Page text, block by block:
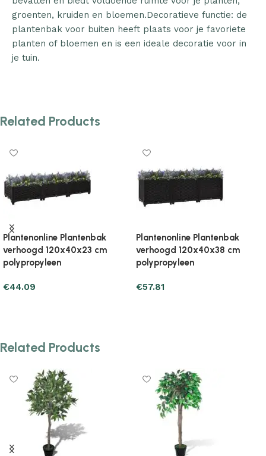
groenten, kruiden en bloemen.Decoratieve functie: de
plantenbak voor buiten heeft plaats voor je favoriete
planten of bloemen en is een ideale decoratie voor in
je tuin.
Related Products
Plantenonline Plantenbak
verhoogd 120x40x71 cm
polypropyleen
€76.43
Plantenonline Plantenbak
verhoogd 160x40x23 cm
polypropyleen
€46.05
Related Products